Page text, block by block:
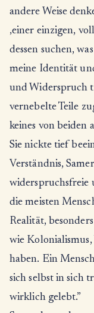
andere Weise
‚einer einzigen,
dessen suchen,
meine Identität
und Widerspruch
vernebelte Teile
keines von beiden
Sie nickte tief
Verständnis,
widerspruchsfreie
die meisten
Realität,
wie
haben. Ein
sich selbst in sich
wirklich gelebt.”